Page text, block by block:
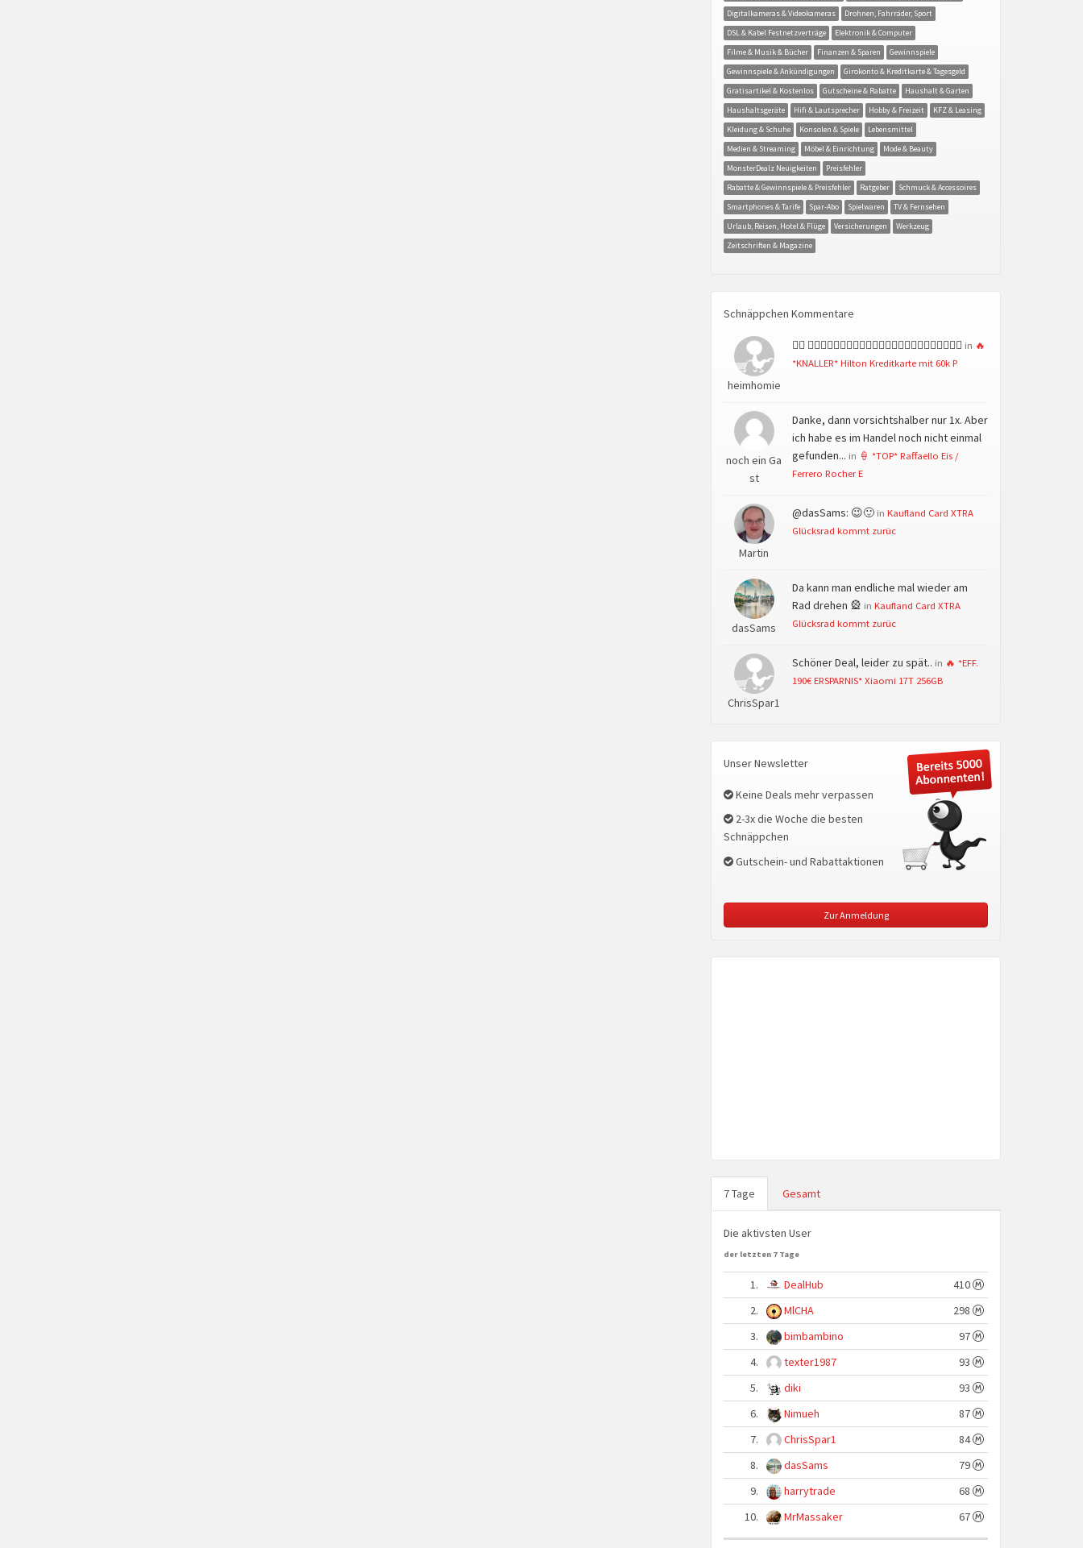
Digitalkameras & Videokameras
Drohnen, Fahrräder, Sport
DSL & Kabel Festnetzverträge
Elektronik & Computer
Filme & Musik & Bücher
Finanzen & Sparen
Gewinnspiele
Gewinnspiele & Ankündigungen
Girokonto & Kreditkarte & Tagesgeld
Gratisartikel & Kostenlos
Gutscheine & Rabatte
Haushalt & Garten
Haushaltsgeräte
Hifi & Lautsprecher Hobby & Freizeit
KFZ & Leasing
Kleidung & Schuhe
Konsolen & Spiele
Lebensmittel
Medien & Streaming
Möbel & Einrichtung
Mode & Beauty
MonsterDealz Neuigkeiten
Preisfehler
Rabatte & Gewinnspiele & Preisfehler
Ratgeber
Schmuck & Accessoires
Smartphones & Tarife
Spar-Abo Spielwaren
TV & Fernsehen
Urlaub, Reisen, Hotel & Flüge
Versicherungen
Werkzeug
Zeitschriften & Magazine
Schnäppchen Kommentare
heimhomie
👍🏻 👍🏻👍🏻👍🏻👍🏻👍🏻👍🏻👍🏻👍🏻👍🏻👍🏻👍🏻👍🏻 in 🔥
*KNALLER* Hilton Kreditkarte mit 60k P
noch ein Ga
st
Danke, dann vorsichtshalber nur 1x. Aber
ich habe es im Handel noch nicht einmal
gefunden... in 🍦 *TOP* Raffaello Eis /
Ferrero Rocher E
Martin
@dasSams: 😉🙂 in Kaufland Card XTRA
Glücksrad kommt zurüc
dasSams
Da kann man endliche mal wieder am
Rad drehen 🎡 in Kaufland Card XTRA
Glücksrad kommt zurüc
ChrisSpar1
Schöner Deal, leider zu spät.. in 🔥 *EFF.
190€ ERSPARNIS* Xiaomi 17T 256GB
Unser Newsletter
Keine Deals mehr verpassen
2-3x die Woche die besten
Schnäppchen
Gutschein- und Rabattaktionen
Zur Anmeldung
7 Tage Gesamt
Die aktivsten User
der letzten 7 Tage
1. DealHub
410
2.
MlCHA
298
3.
bimbambino
97
4.
texter1987
93
5.
diki
93
6.
Nimueh
87
7.
ChrisSpar1
84
8.
dasSams
79
9.
harrytrade
68
10.
MrMassaker 67